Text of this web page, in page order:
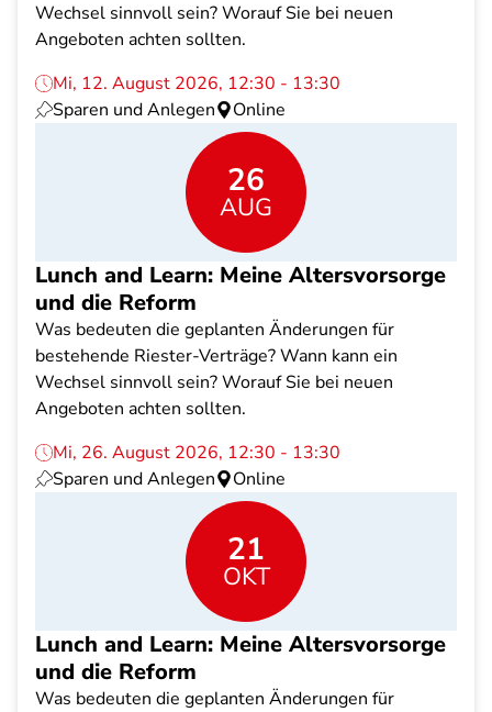
Wechsel sinnvoll sein? Worauf Sie bei neuen
Angeboten achten sollten.
Mi, 12. August 2026, 12:30 - 13:30
Sparen und Anlegen
Online
26
AUG
Lunch and Learn: Meine Altersvorsorge
und die Reform
Was bedeuten die geplanten Änderungen für
bestehende Riester-Verträge? Wann kann ein
Wechsel sinnvoll sein? Worauf Sie bei neuen
Angeboten achten sollten.
Mi, 26. August 2026, 12:30 - 13:30
Sparen und Anlegen
Online
21
OKT
Lunch and Learn: Meine Altersvorsorge
und die Reform
Was bedeuten die geplanten Änderungen für